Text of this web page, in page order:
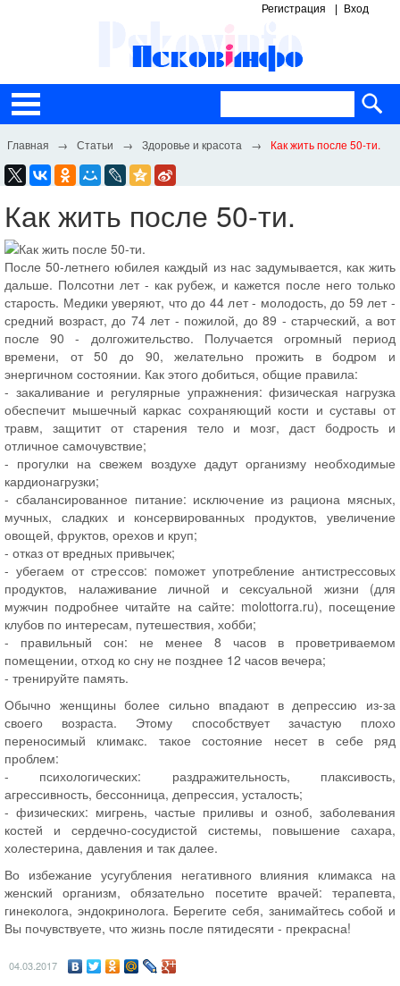
Регистрация Вход
Статьи Здоровье и красота Как жить после 50-ти.
Как жить после 50-ти.
После 50-летнего юбилея каждый из нас задумывается, как жить
дальше. Полсотни лет - как рубеж, и кажется после него только
старость. Медики уверяют, что до 44 лет - молодость, до 59 лет -
средний возраст, до 74 лет - пожилой, до 89 - старческий, а вот
после 90 - долгожительство. Получается огромный период
времени, от 50 до 90, желательно прожить в бодром и
энергичном состоянии. Как этого добиться, общие правила:
- закаливание и регулярные упражнения: физическая нагрузка
обеспечит мышечный каркас сохраняющий кости и суставы от
травм, защитит от старения тело и мозг, даст бодрость и
отличное самочувствие;
- прогулки на свежем воздухе дадут организму необходимые
кардионагрузки;
- сбалансированное питание: исключение из рациона мясных,
мучных, сладких и консервированных продуктов, увеличение
овощей, фруктов, орехов и круп;
- отказ от вредных привычек;
- убегаем от стрессов: поможет употребление антистрессовых
продуктов, налаживание личной и сексуальной жизни (для
мужчин подробнее читайте на сайте: molottorra.ru), посещение
клубов по интересам, путешествия, хобби;
- правильный сон: не менее 8 часов в проветриваемом
помещении, отход ко сну не позднее 12 часов вечера;
- тренируйте память.
Обычно женщины более сильно впадают в депрессию из-за
своего возраста. Этому способствует зачастую плохо
переносимый климакс. такое состояние несет в себе ряд
проблем:
- психологических: раздражительность, плаксивость,
агрессивность, бессонница, депрессия, усталость;
- физических: мигрень, частые приливы и озноб, заболевания
костей и сердечно-сосудистой системы, повышение сахара,
холестерина, давления и так далее.
Во избежание усугубления негативного влияния климакса на
женский организм, обязательно посетите врачей: терапевта,
гинеколога, эндокринолога. Берегите себя, занимайтесь собой и
Вы почувствуете, что жизнь после пятидесяти - прекрасна!
04.03.2017